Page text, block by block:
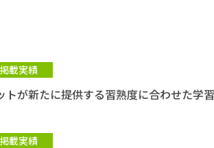
載実績
トが新たに提供する習熟度に合わせた学
載実績